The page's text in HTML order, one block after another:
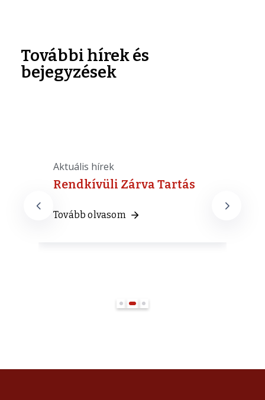
További hírek és
bejegyzések
Aktuális hírek
Rendkívüli Zárva Tartás
Tovább olvasom